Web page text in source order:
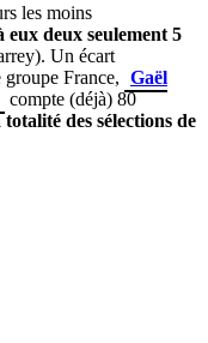
les moins
eux deux seulement 5
Un écart
groupe France, Gaël
compte (déjà) 80
des sélections de